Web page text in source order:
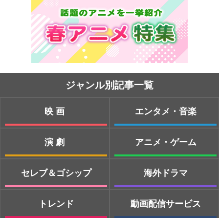
ジャンル別記事一覧
映画
演劇
セレブ＆ゴシップ
トレンド
エンタメ・音楽
アニメ・ゲーム
海外ドラマ
動画配信サービス